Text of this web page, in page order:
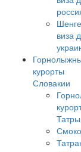
виза
курорты
Словакии
Татры